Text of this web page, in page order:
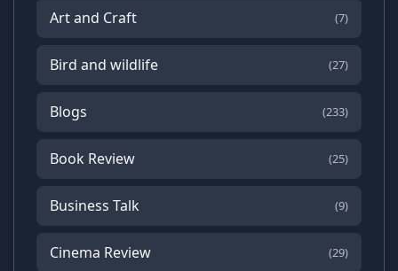
Art and Craft (7)
Bird and wildlife (27)
Blogs (233)
Book Review (25)
Business Talk (9)
Cinema Review (29)